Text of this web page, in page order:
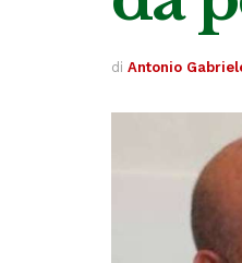
di Antonio